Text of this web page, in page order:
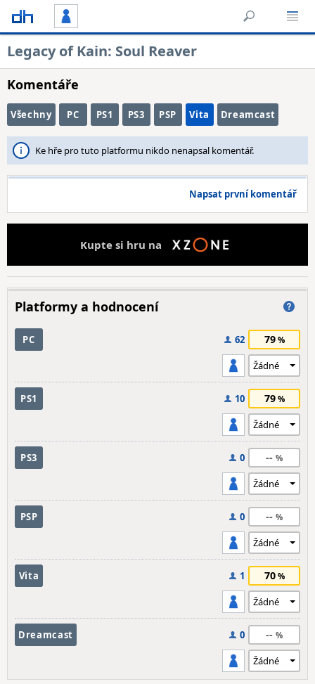
Legacy of Kain: Soul Reaver
Komentáře
Všechny PC PS1 PS3 PSP Vita Dreamcast
Ke hře pro tuto platformu nikdo nenapsal komentář.
Napsat první komentář
Kupte si hru na
Platformy a hodnocení
PC 62 79
PS1 10 79
PS3 0 --
PSP 0 --
Vita 1 70
Dreamcast 0 --